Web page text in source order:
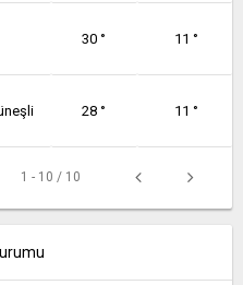
30 ° 11 °
28 ° 11 °
1 - 10 / 10